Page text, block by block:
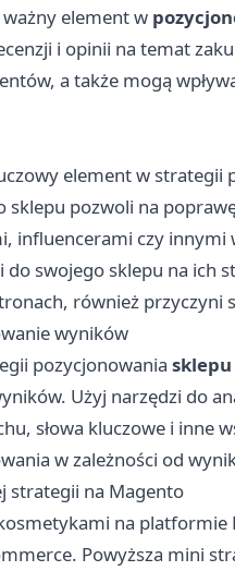
element w
i opinii na temat
a także mogą
element w
sklepu pozwoli na
influencerami czy innymi
do swojego sklepu na
również
wyników
pozycjonowania
Użyj narzędzi do
słowa kluczowe i
w zależności od
strategii na Magento
na
Powyższa mini